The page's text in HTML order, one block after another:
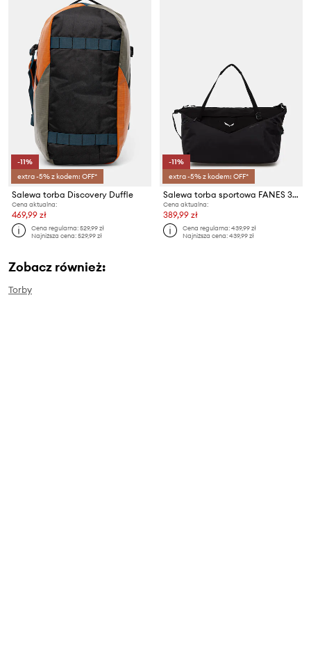
-11%
extra -5% z kodem: OFF*
Salewa torba Discovery Duffle
Cena aktualna:
469,99 zł
Cena regularna:529,99 zł
Najniższa cena:529,99 zł
-11%
extra -5% z kodem: OFF*
Salewa torba sportowa FANES 35L
Cena aktualna:
389,99 zł
Cena regularna:439,99 zł
Najniższa cena:439,99 zł
Zobacz również:
Torby